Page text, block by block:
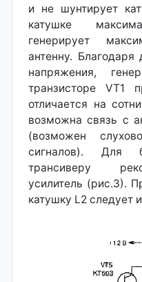
и не шунтирует
катушке
генерирует
антенну. Благодаря
напряжения,
транзисторе VT1
отличается на
возможна связь с
(возможен
сигналов). Для
трансиверу
усилитель (рис.3).
катушку L2 следует